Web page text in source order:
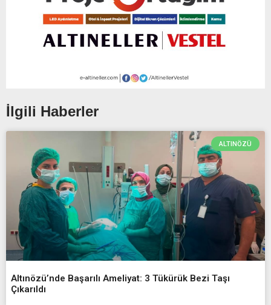
İlgili Haberler
ALTINÖZÜ
Altınözü’nde Başarılı Ameliyat: 3 Tükürük Bezi Taşı
Çıkarıldı